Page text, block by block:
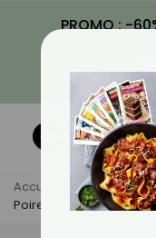
PROMO : -
Accueil Actus
Poireaux : Bienfaits,